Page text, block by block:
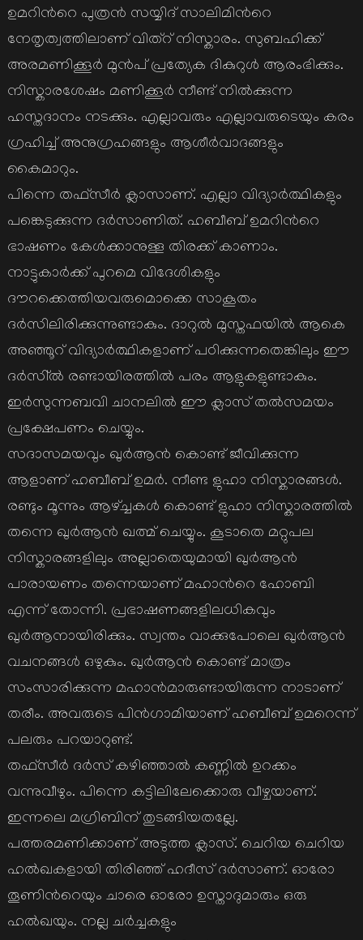
ഉമറിന്‍റെ പുത്രന്‍ സയ്യിദ് സാലിമിന്‍റെ
നേതൃത്വത്തിലാണ് വിത്റ് നിസ്കാരം. സുബഹിക്ക്
അരമണിക്കൂര്‍ മുന്‍പ് പ്രത്യേക ദികുറുള്‍ ആരംഭിക്കും.
നിസ്കാരശേഷം മണിക്കൂര്‍ നീണ്ട് നില്‍ക്കുന്ന
ഹസ്തദാനം നടക്കും. എല്ലാവരും എല്ലാവരുടെയും കരം
ഗ്രഹിച്ച് അനുഗ്രഹങ്ങളും ആശീര്‍വാദങ്ങളും
കൈമാറും.
പിന്നെ തഫ്സീര്‍ ക്ലാസാണ്. എല്ലാ വിദ്യാര്‍ത്ഥികളും
പങ്കെടുക്കുന്ന ദര്‍സാണിത്. ഹബീബ് ഉമറിന്‍റെ
ഭാഷണം കേള്‍ക്കാനുള്ള തിരക്ക് കാണാം.
നാട്ടുകാര്‍ക്ക് പുറമെ വിദേശികളും
ദൗറക്കെത്തിയവരുമൊക്കെ സാകൂതം
ദര്‍സിലിരിക്കുന്നുണ്ടാകും. ദാറുല്‍ മുസ്തഫയില്‍ ആകെ
അഞ്ഞൂറ് വിദ്യാര്‍ത്ഥികളാണ് പഠിക്കുന്നതെങ്കിലും ഈ
ദര്‍സി്ല്‍ രണ്ടായിരത്തില്‍ പരം ആളുകളുണ്ടാകും.
ഇര്‍സുന്നബവി ചാനലില്‍ ഈ ക്ലാസ് തല്‍സമയം
പ്രക്ഷേപണം ചെയ്യും.
സദാസമയവും ഖുര്‍ആന്‍ കൊണ്ട് ജീവിക്കുന്ന
ആളാണ് ഹബീബ് ഉമര്‍. നീണ്ട ളുഹാ നിസ്കാരങ്ങള്‍.
രണ്ടും മൂന്നും ആഴ്ച്ചകള്‍ കൊണ്ട് ളുഹാ നിസ്കാരത്തില്‍
തന്നെ ഖുര്‍ആന്‍ ഖത്മ് ചെയ്യും. കൂടാതെ മറ്റുപല
നിസ്കാരങ്ങളിലും അല്ലാതെയുമായി ഖുര്‍ആന്‍
പാരായണം തന്നെയാണ് മഹാന്‍റെ ഹോബി
എന്ന് തോന്നി. പ്രഭാഷണങ്ങളിലധികവും
ഖുര്‍ആനായിരിക്കും. സ്വന്തം വാക്കുപോലെ ഖുര്‍ആന്‍
വചനങ്ങള്‍ ഒഴുകും. ഖുര്‍ആന്‍ കൊണ്ട് മാത്രം
സംസാരിക്കുന്ന മഹാന്‍മാരുണ്ടായിരുന്ന നാടാണ്
തരീം. അവരുടെ പിന്‍ഗാമിയാണ് ഹബീബ് ഉമറെന്ന്
പലരും പറയാറുണ്ട്.
തഫ്സീര്‍ ദര്‍സ് കഴിഞ്ഞാല്‍ കണ്ണില്‍ ഉറക്കം
വന്നുവീഴും. പിന്നെ കട്ടിലിലേക്കൊരു വീഴ്ചയാണ്.
ഇന്നലെ മഗ്രിബിന് തുടങ്ങിയതല്ലേ.
പത്തരമണിക്കാണ് അടുത്ത ക്ലാസ്. ചെറിയ ചെറിയ
ഹല്‍ഖകളായി തിരിഞ്ഞ് ഹദീസ് ദര്‍സാണ്. ഓരോ
തൂണിന്‍റെയും ചാരെ ഓരോ ഉസ്താദുമാരും ഒരു
ഹല്‍ഖയും. നല്ല ചര്‍ച്ചകളും